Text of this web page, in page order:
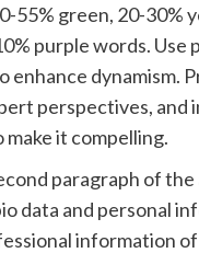
55% green, 20-30%
purple words. Use
enhance dynamism.
perspectives, and
make it compelling.
paragraph of the
data and personal
information